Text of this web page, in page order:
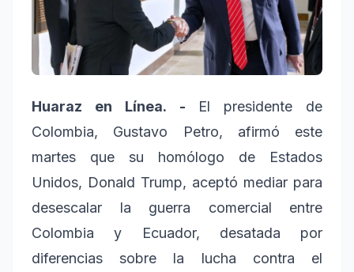
Huaraz en Línea. -
El presidente de
Colombia, Gustavo Petro, afirmó este
martes que su homólogo de Estados
Unidos, Donald Trump, aceptó mediar para
desescalar la guerra comercial entre
Colombia y Ecuador, desatada por
diferencias sobre la lucha contra el